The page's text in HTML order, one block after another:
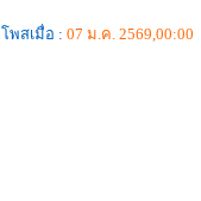
โพสเมื่อ : 07 ม.ค. 2569,00:00